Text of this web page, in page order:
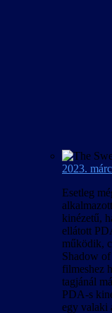
2023.
Esetleg
kinézetű,
ellátott
működik,
Shadow
filmeshez
tagjánál
PDA-s
egy valaki